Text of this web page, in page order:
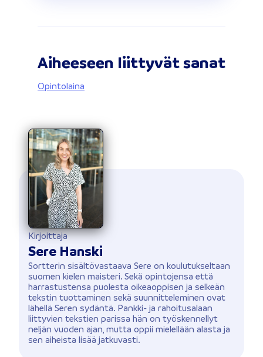
Aiheeseen liittyvät sanat
Opintolaina
Kirjoittaja
Sere Hanski
Sortterin sisältövastaava Sere on koulutukseltaan
suomen kielen maisteri. Sekä opintojensa että
harrastustensa puolesta oikeaoppisen ja selkeän
tekstin tuottaminen sekä suunnitteleminen ovat
lähellä Seren sydäntä. Pankki- ja rahoitusalaan
liittyvien tekstien parissa hän on työskennellyt
neljän vuoden ajan, mutta oppii mielellään alasta ja
sen aiheista lisää jatkuvasti.